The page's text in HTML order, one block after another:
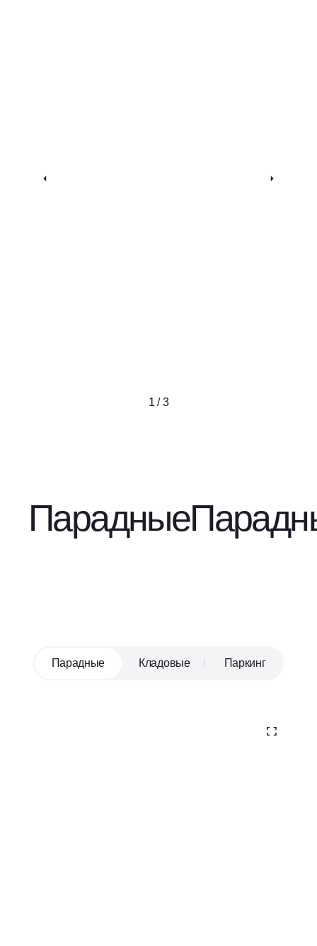
1 / 3
Парадные
Парадные Кладовые Паркинг